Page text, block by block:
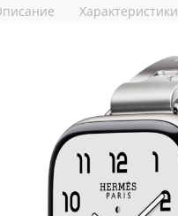
Характеристики